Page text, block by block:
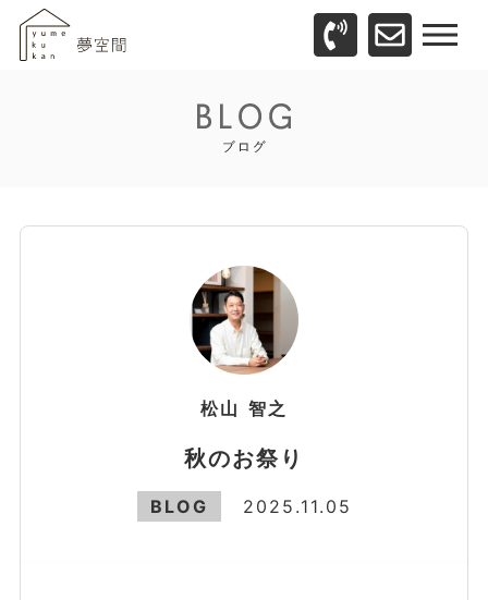
松山 智之
秋のお祭り
BLOG 2025.11.05